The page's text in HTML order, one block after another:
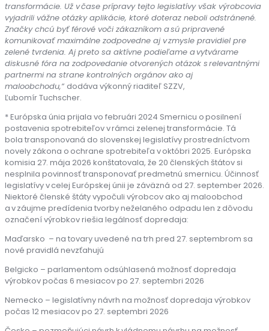
transformácie. Už v čase prípravy tejto legislatívy však výrobcovia
vyjadrili vážne otázky aplikácie, ktoré doteraz neboli odstránené.
Značky chcú byť férové voči zákazníkom a sú pripravené
komunikovať maximálne zodpovedne aj v zmysle pravidiel pre
zelené tvrdenia. Aj preto sa aktívne podieľame a vytvárame
diskusné fóra na zodpovedanie otvorených otázok s relevantnými
partnermi na strane kontrolných orgánov ako aj
maloobchodu,“ dodáva výkonný riaditeľ SZZV,
Ľubomír Tuchscher.
* Európska únia prijala vo februári 2024 Smernicu o posilnení
postavenia spotrebiteľov v rámci zelenej transformácie. Tá
bola transponovaná do slovenskej legislatívy prostredníctvom
novely zákona o ochrane spotrebiteľa v októbri 2025. Európska
komisia 27. mája 2026 konštatovala, že 20 členských štátov si
nesplnila povinnosť transponovať predmetnú smernicu. Účinnosť
legislatívy v celej Európskej únii je záväzná od 27. september 2026.
Niektoré členské štáty vypočuli výrobcov ako aj maloobchod
a v záujme predídenia tvorby neželaného odpadu len z dôvodu
označení výrobkov riešia legálnosť dopredaja:
Maďarsko – na tovary uvedené na trh pred 27. septembrom sa
nové pravidlá nevzťahujú
Belgicko – parlamentom odsúhlasená možnosť dopredaja
výrobkov počas 6 mesiacov po 27. septembri 2026
Nemecko – legislatívny návrh na možnosť dopredaja výrobkov
počas 12 mesiacov po 27. septembri 2026